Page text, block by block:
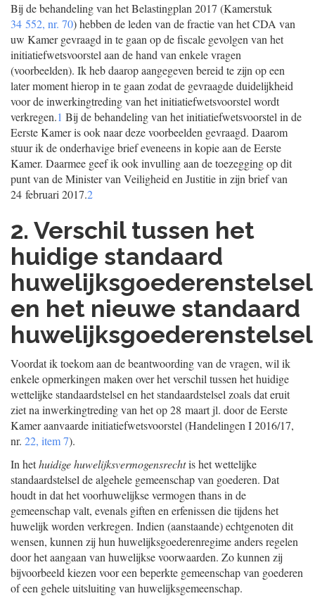
Bij de behandeling van het Belastingplan 2017 (Kamerstuk
34 552, nr. 70) hebben de leden van de fractie van het CDA van
uw Kamer gevraagd in te gaan op de fiscale gevolgen van het
initiatiefwetsvoorstel aan de hand van enkele vragen
(voorbeelden). Ik heb daarop aangegeven bereid te zijn op een
later moment hierop in te gaan zodat de gevraagde duidelijkheid
voor de inwerkingtreding van het initiatiefwetsvoorstel wordt
verkregen.1 Bij de behandeling van het initiatiefwetsvoorstel in de
Eerste Kamer is ook naar deze voorbeelden gevraagd. Daarom
stuur ik de onderhavige brief eveneens in kopie aan de Eerste
Kamer. Daarmee geef ik ook invulling aan de toezegging op dit
punt van de Minister van Veiligheid en Justitie in zijn brief van
24 februari 2017.2
2. Verschil tussen het
huidige standaard
huwelijksgoederenstelsel
en het nieuwe standaard
huwelijksgoederenstelsel
Voordat ik toekom aan de beantwoording van de vragen, wil ik
enkele opmerkingen maken over het verschil tussen het huidige
wettelijke standaardstelsel en het standaardstelsel zoals dat eruit
ziet na inwerkingtreding van het op 28 maart jl. door de Eerste
Kamer aanvaarde initiatiefwetsvoorstel (Handelingen I 2016/17,
nr. 22, item 7).
In hethuidige huwelijksvermogensrechtis het wettelijke
standaardstelsel de algehele gemeenschap van goederen. Dat
houdt in dat het voorhuwelijkse vermogen thans in de
gemeenschap valt, evenals giften en erfenissen die tijdens het
huwelijk worden verkregen. Indien (aanstaande) echtgenoten dit
wensen, kunnen zij hun huwelijksgoederenregime anders regelen
door het aangaan van huwelijkse voorwaarden. Zo kunnen zij
bijvoorbeeld kiezen voor een beperkte gemeenschap van goederen
of een gehele uitsluiting van huwelijksgemeenschap.